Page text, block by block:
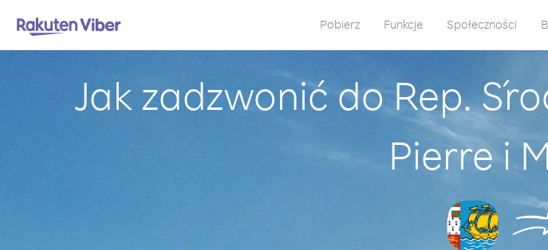
Pobierz Funkcje Społeczności
Jak zadzwonić do Rep.
Pierre i